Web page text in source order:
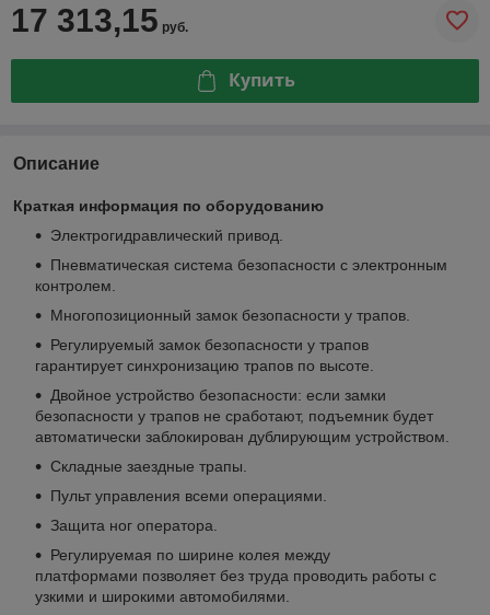
17 313,15 руб.
Купить
Описание
Краткая информация по оборудованию
Электрогидравлический привод.
Пневматическая система безопасности с электронным
контролем.
Многопозиционный замок безопасности у трапов.
Регулируемый замок безопасности у трапов
гарантирует синхронизацию трапов по высоте.
Двойное устройство безопасности: если замки
безопасности у трапов не сработают, подъемник будет
автоматически заблокирован дублирующим устройством.
Складные заездные трапы.
Пульт управления всеми операциями.
Защита ног оператора.
Регулируемая по ширине колея между
платформами позволяет без труда проводить работы с
узкими и широкими автомобилями.